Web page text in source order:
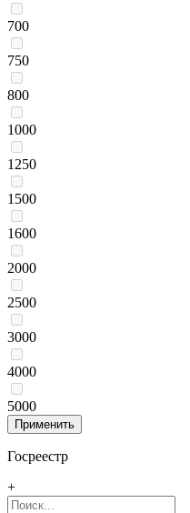
700
750
800
1000
1250
1500
1600
2000
2500
3000
4000
5000
Госреестр
+